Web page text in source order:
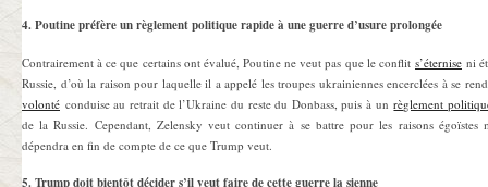
4. Poutine préfère un règlement politique rapide à une guerre d’usure prolongée
Contrairement à ce que certains ont évalué, Poutine ne veut pas que le conflit s’éternise ni
Russie, d’où la raison pour laquelle il a appelé les troupes ukrainiennes encerclées à se
volonté conduise au retrait de l’Ukraine du reste du Donbass, puis à unrèglement
de la Russie. Cependant, Zelensky veut continuer à se battre pour les raisons égoïstes
dépendra en fin de compte de ce que Trump veut.
5. Trump doit bientôt décider s’il veut faire de cette guerre la sienne